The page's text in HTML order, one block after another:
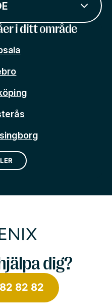
i ditt område
dig?
82 82